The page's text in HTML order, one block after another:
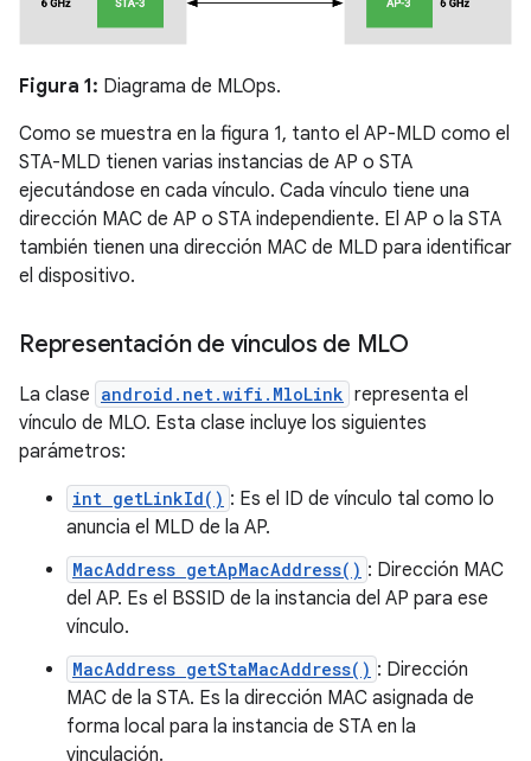
Figura 1: Diagrama de MLOps.
Como se muestra en la figura 1, tanto el AP-MLD como el
STA-MLD tienen varias instancias de AP o STA
ejecutándose en cada vínculo. Cada vínculo tiene una
dirección MAC de AP o STA independiente. El AP o la STA
también tienen una dirección MAC de MLD para identificar
el dispositivo.
Representación de vínculos de MLO
La clase android.net.wifi.MloLink representa el
vínculo de MLO. Esta clase incluye los siguientes
parámetros:
int getLinkId() : Es el ID de vínculo tal como lo
anuncia el MLD de la AP.
MacAddress getApMacAddress() : Dirección MAC
del AP. Es el BSSID de la instancia del AP para ese
vínculo.
MacAddress getStaMacAddress() : Dirección
MAC de la STA. Es la dirección MAC asignada de
forma local para la instancia de STA en la
vinculación.